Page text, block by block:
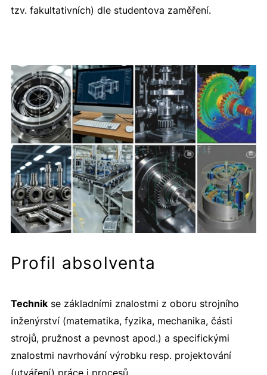
tzv. fakultativních) dle studentova zaměření.
Profil absolventa
Technikse základními znalostmi z oboru strojního
inženýrství (matematika, fyzika, mechanika, části
strojů, pružnost a pevnost apod.) a specifickými
znalostmi navrhování výrobku resp. projektování
(utváření) práce i procesů.